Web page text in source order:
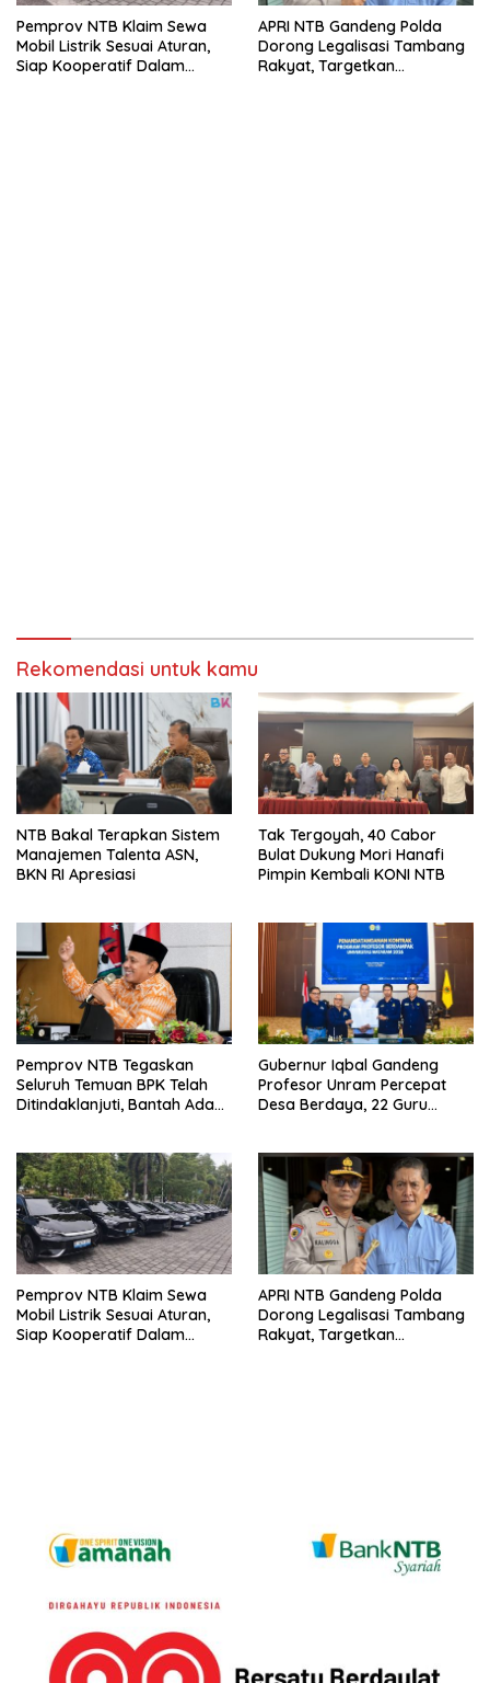
Pemprov NTB Klaim Sewa
Mobil Listrik Sesuai Aturan,
Siap Kooperatif Dalam
APRI NTB Gandeng Polda
Dorong Legalisasi Tambang
Rakyat, Targetkan
Rekomendasi untuk kamu
NTB Bakal Terapkan Sistem
Manajemen Talenta ASN,
BKN RI Apresiasi
Tak Tergoyah, 40 Cabor
Bulat Dukung Mori Hanafi
Pimpin Kembali KONI NTB
Pemprov NTB Tegaskan
Seluruh Temuan BPK Telah
Ditindaklanjuti, Bantah Ada
Gubernur Iqbal Gandeng
Profesor Unram Percepat
Desa Berdaya, 22 Guru
Pemprov NTB Klaim Sewa
Mobil Listrik Sesuai Aturan,
Siap Kooperatif Dalam
APRI NTB Gandeng Polda
Dorong Legalisasi Tambang
Rakyat, Targetkan